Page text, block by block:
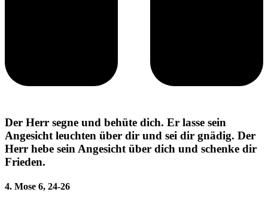
Der Herr segne und behüte dich. Er lasse sein
Angesicht leuchten über dir und sei dir gnädig. Der
Herr hebe sein Angesicht über dich und schenke dir
Frieden.
4. Mose 6, 24-26